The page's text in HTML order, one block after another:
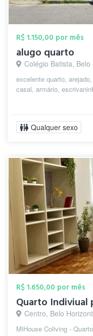
R$ 1.150,00 por mês
alugo quarto
Colégio Batista,
excelente quarto,
casal, armário,
Qualquer sexo
R$ 1.650,00 por mês
Quarto Indiviual
Centro, Belo
MiHouse Coliving -